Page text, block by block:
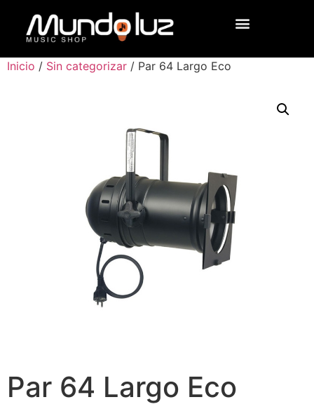
Inicio / Sin categorizar / Par 64 Largo Eco
Par 64 Largo Eco